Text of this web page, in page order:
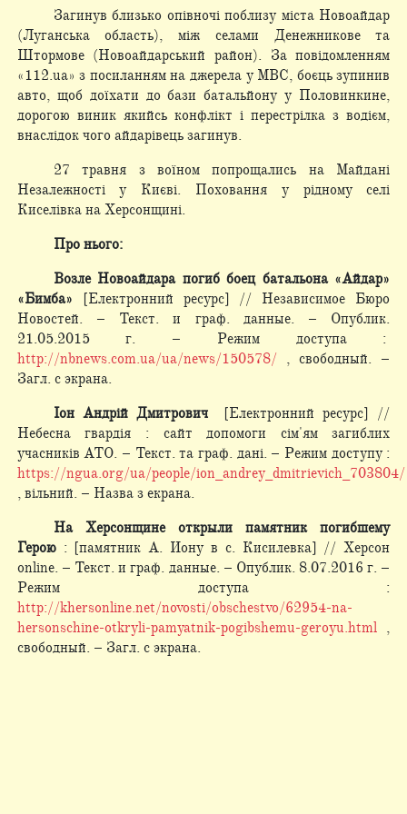
Загинув близько опівночі поблизу міста Новоайдар
(Луганська область), між селами Денежникове та
Штормове (Новоайдарський район). За повідомленням
«112.ua» з посиланням на джерела у МВС, боєць зупинив
авто, щоб доїхати до бази батальйону у Половинкине,
дорогою виник якийсь конфлікт і перестрілка з водієм,
внаслідок чого айдарівець загинув.
27 травня з воїном попрощались на Майдані
Незалежності у Києві. Поховання у рідному селі
Киселівка на Херсонщині.
Про нього:
Возле Новоайдара погиб боец батальона «Айдар»
«Бимба» [Електронний ресурс] // Независимое Бюро
Новостей. – Текст. и граф. данные. – Опублик.
21.05.2015 г. – Режим доступа :
http://nbnews.com.ua/ua/news/150578/, свободный. –
Загл. с экрана.
Іон Андрій Дмитрович[Електронний ресурс] //
Небесна гвардія : сайт допомоги сім'ям загиблих
учасників АТО. – Текст. та граф. дані. – Режим доступу :
https://ngua.org/ua/people/ion_andrey_dmitrievich_703804/
, вільний. – Назва з екрана.
На Херсонщине открыли памятник погибшему
Герою: [памятник А. Иону в с. Кисилевка] // Херсон
online. – Текст. и граф. данные. – Опублик. 8.07.2016 г. –
Режим доступа :
http://khersonline.net/novosti/obschestvo/62954-na-
hersonschine-otkryli-pamyatnik-pogibshemu-geroyu.html,
свободный. – Загл. с экрана.